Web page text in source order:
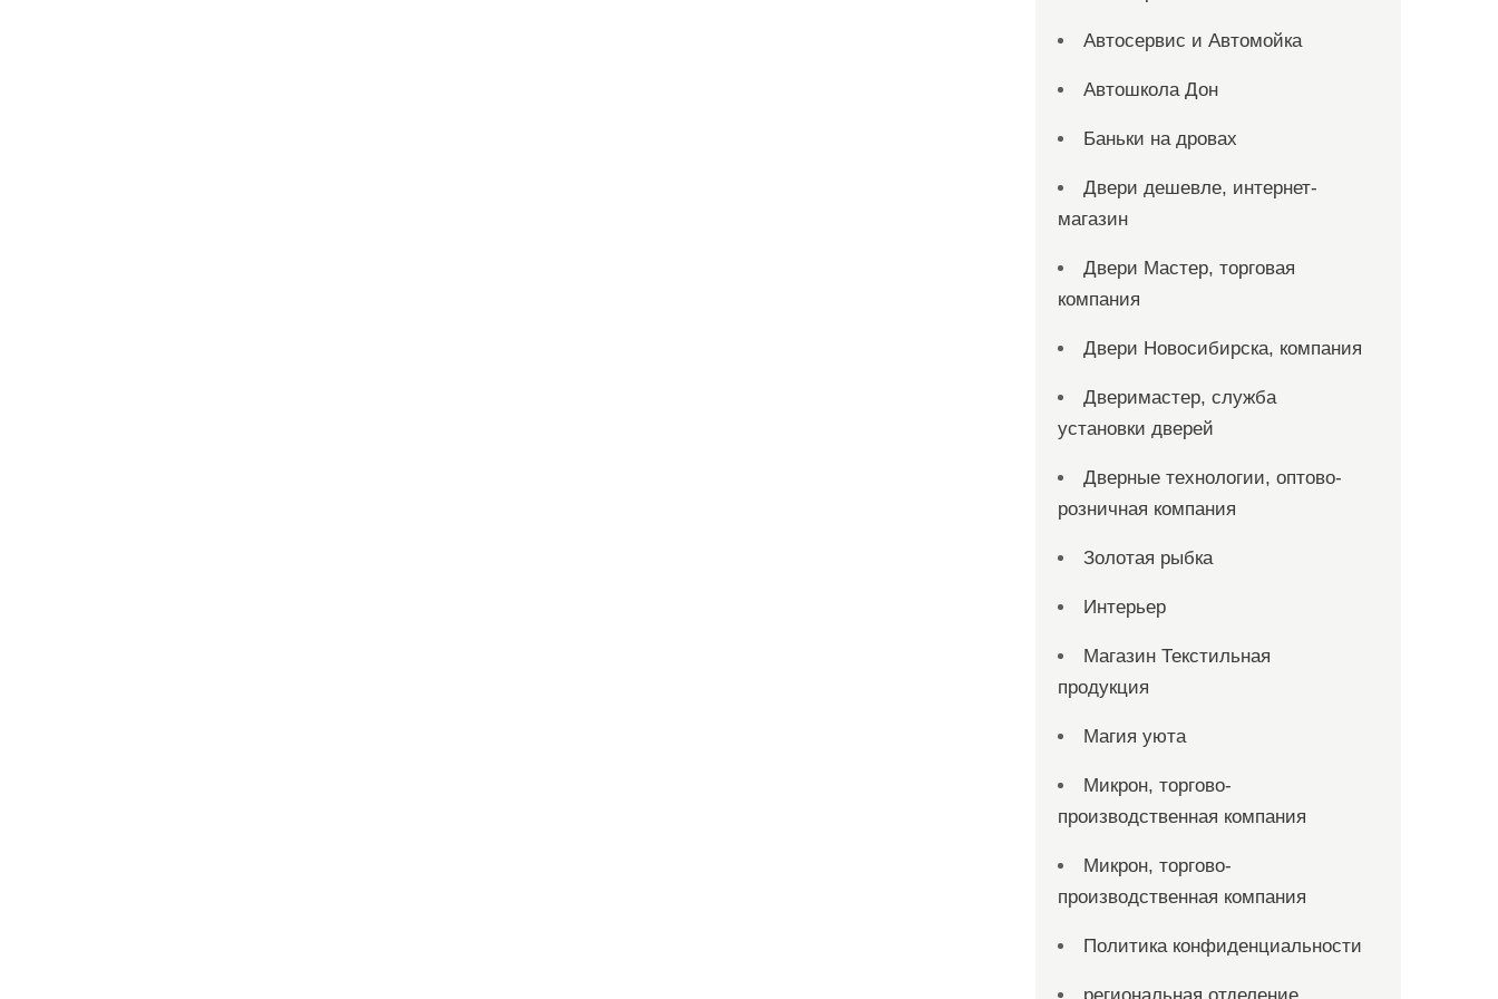
Автосервис и Автомойка
Автошкола Дон
Баньки на дровах
Двери дешевле, интернет-
магазин
Двери Мастер, торговая
компания
Двери Новосибирска, компания
Дверимастер, служба
установки дверей
Дверные технологии, оптово-
розничная компания
Золотая рыбка
Интерьер
Магазин Текстильная
продукция
Магия уюта
Микрон, торгово-
производственная компания
Микрон, торгово-
производственная компания
Политика конфиденциальности